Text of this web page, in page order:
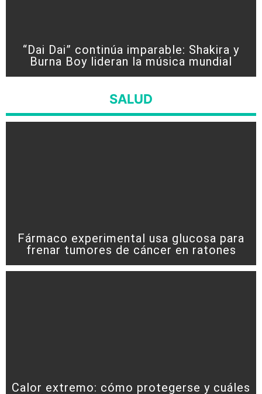
“Dai Dai” continúa imparable: Shakira y
Burna Boy lideran la música mundial
SALUD
Fármaco experimental usa glucosa para
frenar tumores de cáncer en ratones
Calor extremo: cómo protegerse y cuáles